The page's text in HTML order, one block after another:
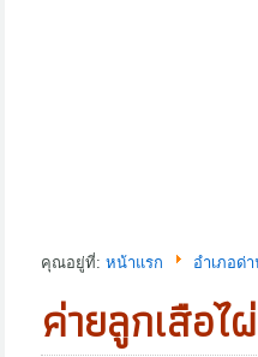
คุณอยู่ที่:หน้าแรก อำเภอด่
ค่ายลูกเสือไ